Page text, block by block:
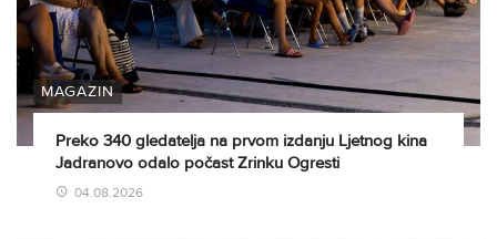
MAGAZIN
Preko 340 gledatelja na prvom izdanju Ljetnog kina
Jadranovo odalo počast Zrinku Ogresti
04.08.2026